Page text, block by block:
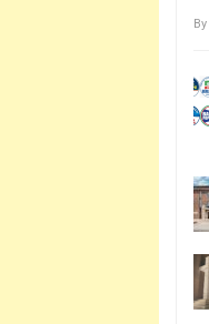
By